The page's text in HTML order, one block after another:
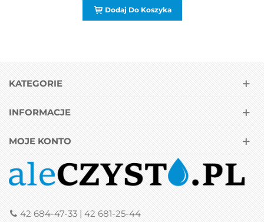
Dodaj Do Koszyka
KATEGORIE
INFORMACJE
MOJE KONTO
42 684-47-33 | 42 681-25-44